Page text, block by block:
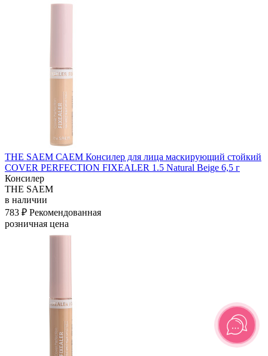
THE SAEM САЕМ Консилер для лица маскирующий стойкий
COVER PERFECTION FIXEALER 1.5 Natural Beige 6,5 г
Консилер
THE SAEM
в наличии
783 ₽ Рекомендованная
розничная цена